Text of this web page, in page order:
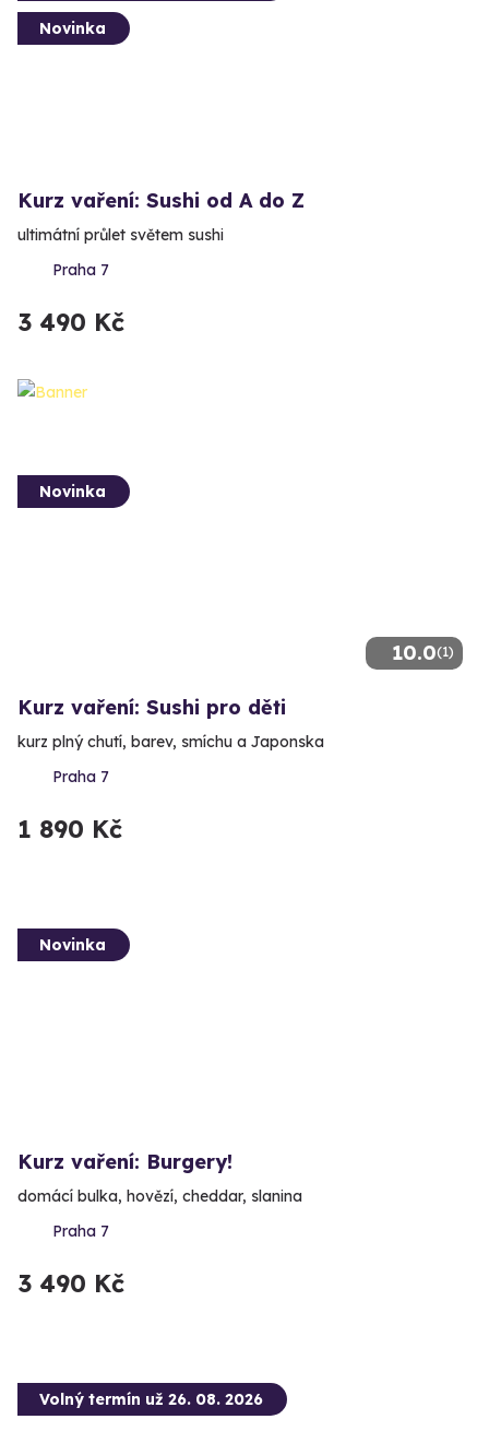
Novinka
Kurz vaření: Sushi od A do Z
ultimátní průlet světem sushi
Praha 7
3 490 Kč
10.0(1)
Novinka
Kurz vaření: Sushi pro děti
kurz plný chutí, barev, smíchu a Japonska
Praha 7
1 890 Kč
Novinka
Kurz vaření: Burgery!
domácí bulka, hovězí, cheddar, slanina
Praha 7
3 490 Kč
Volný termín už 26. 08. 2026